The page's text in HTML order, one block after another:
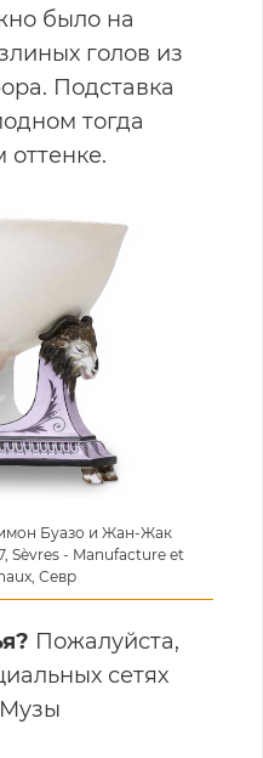
было на
голов из
Подставка
тогда
оттенке.
Буазо и Жан-Жак
Sèvres - Manufacture et
Севр
Пожалуйста,
сетях
Музы